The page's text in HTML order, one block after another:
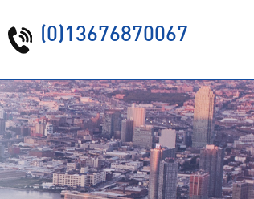
(0)13676870067